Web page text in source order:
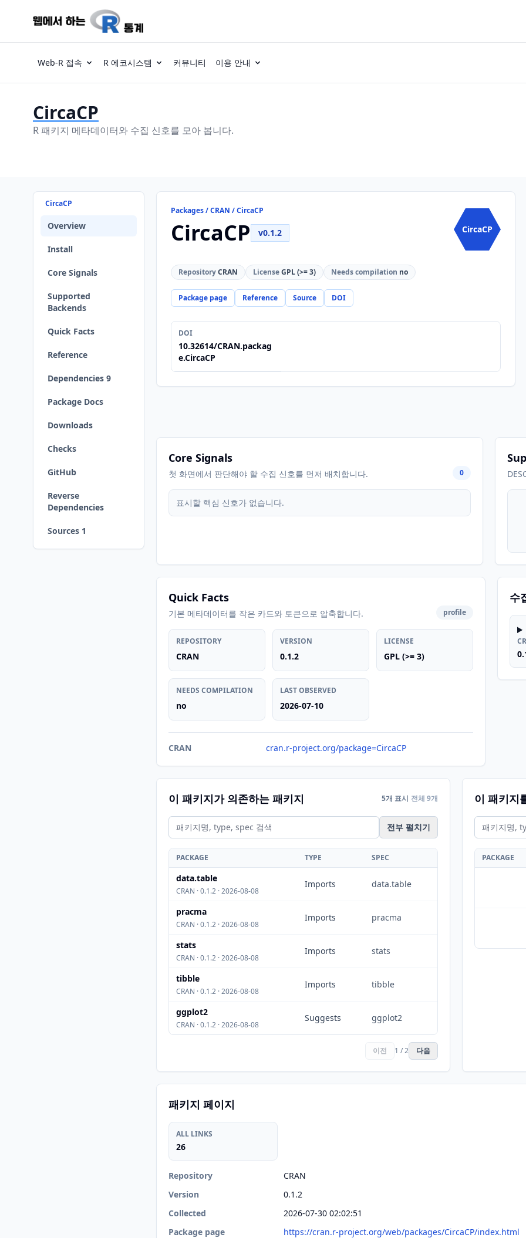
Web-R 접속 R 에코시스템 커뮤니티 이용 안내
CircaCP
R 패키지 메타데이터와 수집 신호를 모아 봅니다.
CircaCP
Overview
Install
Core Signals
Supported
Backends
Quick Facts
Reference
Dependencies 9
Package Docs
Downloads
Checks
GitHub
Reverse
Dependencies
Sources 1
Packages / CRAN / CircaCP
CircaCP v0.1.2 CircaCP
RepositoryCRAN LicenseGPL (>= 3) Needs compilation no
Package page Reference Source DOI
DOI
10.32614/CRAN.packag
e.CircaCP
Core Signals
첫 화면에서 판단해야 할 수집 신호를 먼저 배치합니다. 0
표시할 핵심 신호가 없습니다.
Quick Facts
기본 메타데이터를 작은 카드와 토큰으로 압축합니다. profile
REPOSITORY
CRAN
VERSION
0.1.2
LICENSE
GPL (>= 3)
NEEDS COMPILATION
no
LAST OBSERVED
2026-07-10
CRAN cran.r-project.org/package=CircaCP
수
이 패키지가 의존하는 패키지 5개 표시 전체 9개
전부 펼치기
PACKAGE TYPE SPEC
data.table
CRAN · 0.1.2 · 2026-08-08
Imports data.table
pracma
CRAN · 0.1.2 · 2026-08-08
Imports pracma
stats
CRAN · 0.1.2 · 2026-08-08
Imports stats
tibble
CRAN · 0.1.2 · 2026-08-08
Imports tibble
ggplot2
CRAN · 0.1.2 · 2026-08-08
Suggests ggplot2
이전 1 / 2 다음
이 패키지
PACKAGE
패키지 페이지
ALL LINKS
26
Repository
CRAN
Version
0.1.2
Collected
2026-07-30 02:02:51
Package page
https://cran.r-project.org/web/packages/CircaCP/index.html